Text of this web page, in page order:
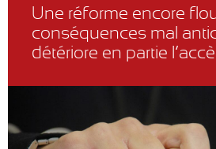
Une réforme encore
conséquences mal
détériore en partie